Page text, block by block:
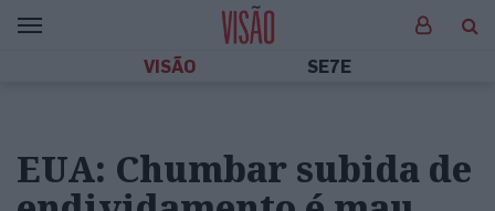
VISÃO SE7E
EUA: Chumbar subida de